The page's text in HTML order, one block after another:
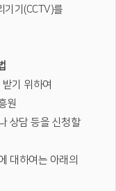
기기(CCTV)를
기 위하여
원
상담 등을 신청할
대하여는 아래의